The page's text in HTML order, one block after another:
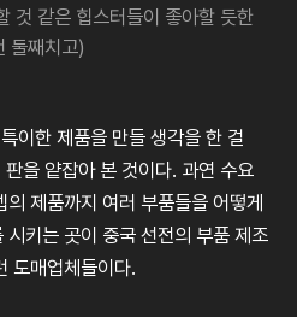
것 같은 힙스터들이 좋아할 듯한
둘째치고)
특이한 제품을 만들 생각을 한 걸
판을 얕잡아 본 것이 다. 과연 수요
의 제품까지 여러 부품들을 어떻게
시키는 곳이 중국 선전의 부품 제조
도매업체들이다.